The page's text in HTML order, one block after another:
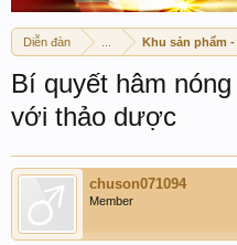
Diễn đàn Khu sản phẩm
Bí quyết hâm
với thảo dược
chuson071094
Member